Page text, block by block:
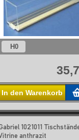
H0
In den Warenkorb
1021011
anthrazit